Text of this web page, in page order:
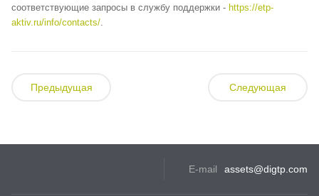
соответствующие запросы в службу поддержки - https://etp-
aktiv.ru/info/contacts/.
Предыдущая Следующая
E-mail assets@digtp.com